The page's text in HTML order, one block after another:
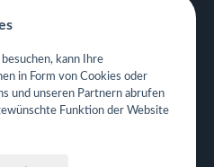
Eigene App für Restaurant
kann Ihre
in Form von Cookies oder
und unseren Partnern abrufen
Funktion der Website